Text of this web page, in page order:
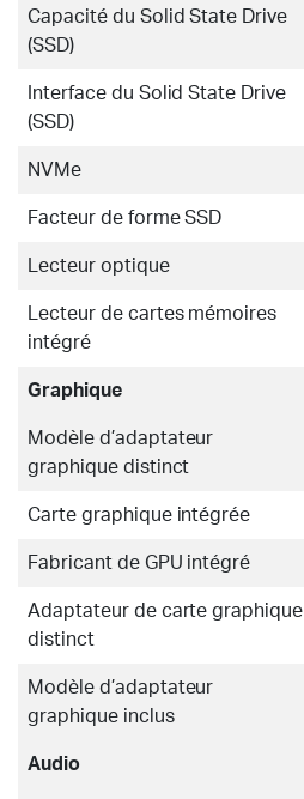
Capacité du Solid State Drive
(SSD)
Interface du Solid State Drive
(SSD)
NVMe
Facteur de forme SSD
Lecteur optique
Lecteur de cartes mémoires
intégré
Graphique
Modèle d’adaptateur
graphique distinct
Carte graphique intégrée
Fabricant de GPU intégré
Adaptateur de carte graphique
distinct
Modèle d’adaptateur
graphique inclus
Audio